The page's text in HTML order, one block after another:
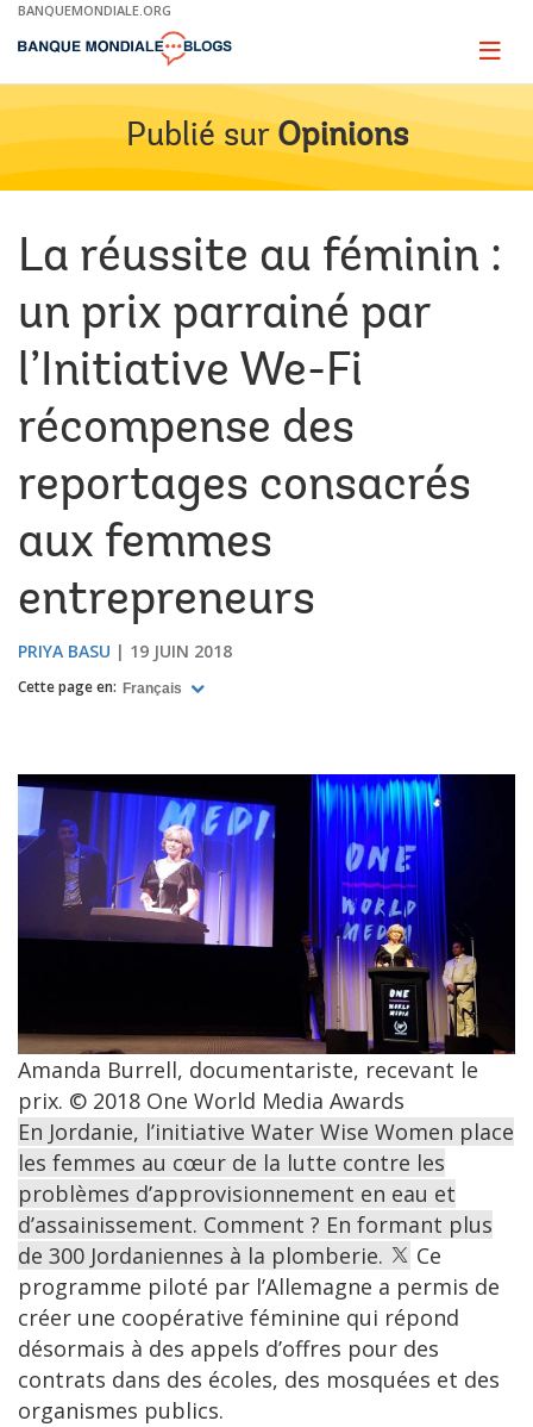
Skip
Main
BANQUEMONDIALE.ORG
Page
Publié sur Opinions
La réussite au féminin :
un prix parrainé par
l’Initiative We-Fi
récompense des
reportages consacrés
aux femmes
entrepreneurs
PRIYA BASU 19 JUIN 2018
Cette page en: Français
Amanda Burrell, documentariste, recevant le
prix. © 2018 One World Media Awards
En Jordanie, l’initiative Water Wise Women place
les femmes au cœur de la lutte contre les
problèmes d’approvisionnement en eau et
d’assainissement. Comment ? En formant plus
de 300 Jordaniennes à la plomberie.
Ce
programme piloté par l’Allemagne a permis de
créer une coopérative féminine qui répond
désormais à des appels d’offres pour des
contrats dans des écoles, des mosquées et des
organismes publics.